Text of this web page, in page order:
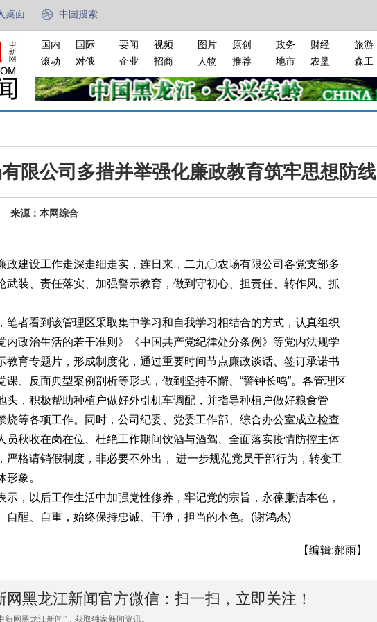
桌面 中国搜索
国内
国际
滚动
对俄
要闻
视频
企业
招商
图片
原创
人物
推荐
政务
财经
地市
农垦
旅游
森工
限公司多措并举强化廉政教育筑牢思想防线
来源：本网综合
建设工作走深走细走实，连日来，二九〇农场有限公司各党支部多
武装、责任落实、加强警示教育，做到守初心、担责任、转作风、抓
者看到该管理区采取集中学习和自我学习相结合的方式，认真组织
内政治生活的若干准则》《中国共产党纪律处分条例》等党内法规学
教育专题片，形成制度化，通过重要时间节点廉政谈话、签订承诺书
课、反面典型案例剖析等形式，做到坚持不懈、“警钟长鸣”。各管理区
头，积极帮助种植户做好外引机车调配，并指导种植户做好粮食管
烧等各项工作。同时，公司纪委、党委工作部、综合办公室成立检查
员秋收在岗在位、杜绝工作期间饮酒与酒驾、全面落实疫情防控主体
严格请销假制度，非必要不外出， 进一步规范党员干部行为，转变工
象。
，以后工作生活中加强党性修养，牢记党的宗旨，永葆廉洁本色，
自醒、自重，始终保持忠诚、干净，担当的本色。(谢鸿杰)
【编辑:郝雨】
网黑龙江新闻官方微信：扫一扫，立即关注！
新网黑龙江新闻”，获取独家新闻资讯。